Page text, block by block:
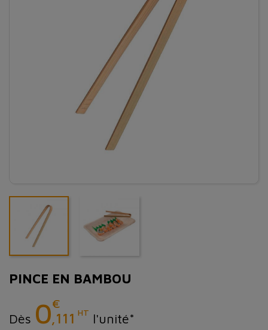
PINCE EN BAMBOU
Dès 0€
,111 HT l'unité*